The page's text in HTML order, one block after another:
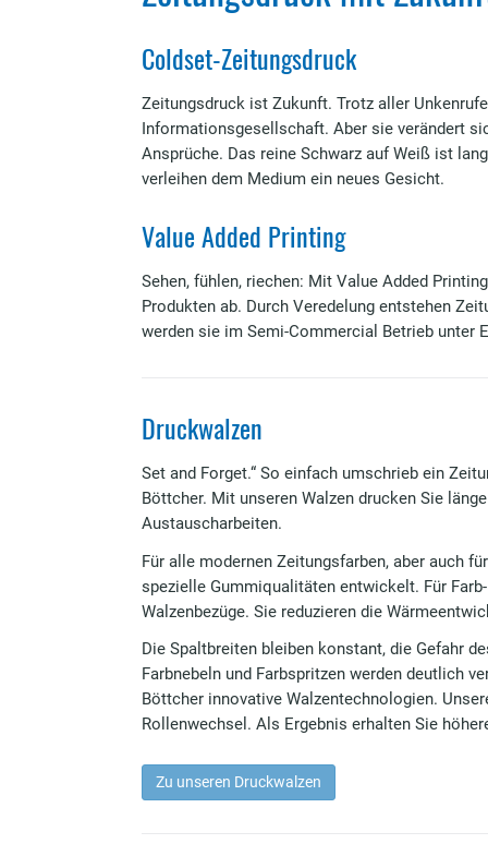
Coldset-Zeitungsdruck
Zeitungsdruck ist Zukunft. Trotz aller
Informationsgesellschaft. Aber sie verändert
Ansprüche. Das reine Schwarz auf Weiß ist
verleihen dem Medium ein neues Gesicht.
Value Added Printing
Sehen, fühlen, riechen: Mit Value Added
Produkten ab. Durch Veredelung entstehen
werden sie im Semi-Commercial Betrieb unter
Druckwalzen
Set and Forget.“ So einfach umschrieb ein
Böttcher. Mit unseren Walzen drucken Sie
Austauscharbeiten.
Für alle modernen Zeitungsfarben, aber auch
spezielle Gummiqualitäten entwickelt. Für
Walzenbezüge. Sie reduzieren die
Die Spaltbreiten bleiben konstant, die Gefahr
Farbnebeln und Farbspritzen werden deutlich
Böttcher innovative Walzentechnologien.
Rollenwechsel. Als Ergebnis erhalten Sie
Zu unseren Druckwalzen